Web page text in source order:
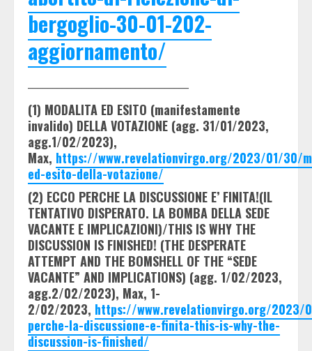
bergoglio-30-01-202-
aggiornamento/
(1) MODALITA ED ESITO (manifestamente
invalido) DELLA VOTAZIONE (agg. 31/01/2023,
agg.1/02/2023),
Max, https://www.revelationvirgo.org/2023/01/30/
ed-esito-della-votazione/
(2) ECCO PERCHE LA DISCUSSIONE E’ FINITA!(IL
TENTATIVO DISPERATO. LA BOMBA DELLA SEDE
VACANTE E IMPLICAZIONI)/THIS IS WHY THE
DISCUSSION IS FINISHED! (THE DESPERATE
ATTEMPT AND THE BOMSHELL OF THE “SEDE
VACANTE” AND IMPLICATIONS) (agg. 1/02/2023,
agg.2/02/2023), Max, 1-
2/02/2023, https://www.revelationvirgo.org/2023/
perche-la-discussione-e-finita-this-is-why-the-
discussion-is-finished/